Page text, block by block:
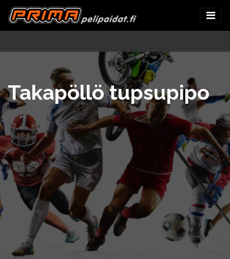
Takapöllö tupsupipo